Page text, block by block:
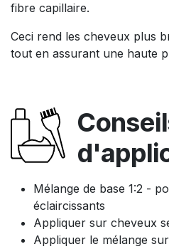
fibre capillaire.
Ceci rend les cheveux plus
tout en assurant une haute
Mélange de base 1:2 -
éclaircissants
Appliquer sur cheveux
Appliquer le mélange